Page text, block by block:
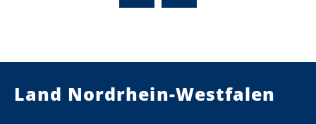
Land Nordrhein-Westfalen